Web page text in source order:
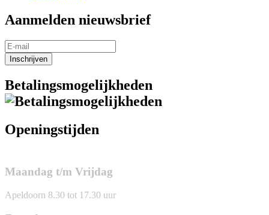
Aanmelden nieuwsbrief
Inschrijven
Betalingsmogelijkheden
Openingstijden
Maandag t/m Vrijdag
Apeldoorn 8.30 tot 17.30 uur